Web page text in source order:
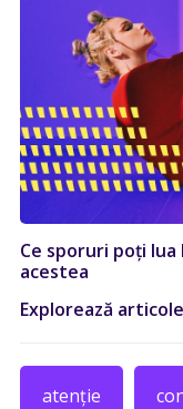
Ce sporuri poți lua
acestea
Explorează
atenție